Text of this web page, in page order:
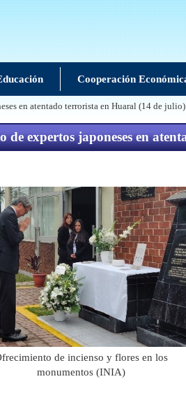
Cooperación
en atentado terrorista en Huaral (14 de julio)
expertos japoneses en
de incienso y flores en los
monumentos (INIA)